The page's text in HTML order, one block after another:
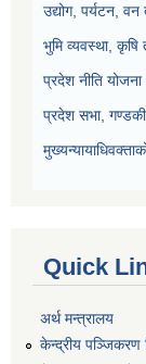
उद्योग, पर्यटन,
भुमि व्यवस्था, कृषि
प्रदेश नीति
प्रदेश सभा,
Quick
अर्थ मन्त्रालय
केन्द्रीय पञ्जिकरण